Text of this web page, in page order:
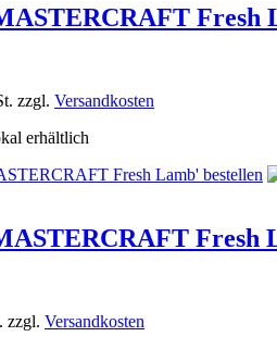
Fresh
zzgl. Versandkosten
erhältlich
Fresh
zzgl. Versandkosten